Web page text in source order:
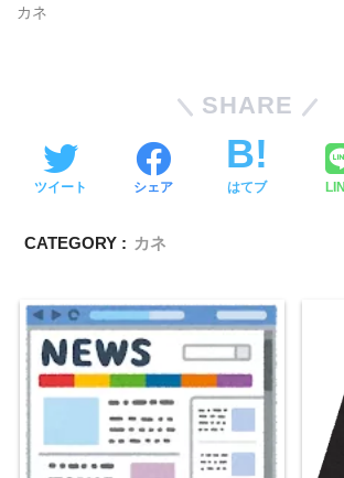
カネ
SHARE
ツイート シェア はてブ
CATEGORY : カネ